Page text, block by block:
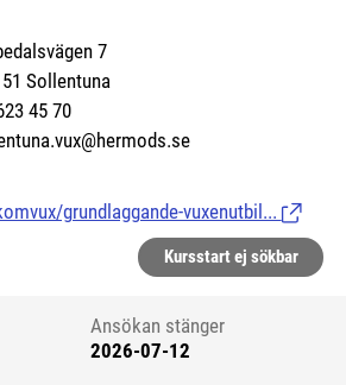
7
Sollentuna
45 70
grundlaggande-vuxenutbil... (Länk
Kursstart ej sökbar
Ansökan stänger
2026-07-12